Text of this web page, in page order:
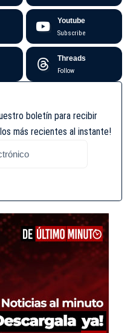
Youtube
Subscribe
Threads
Follow
boletín para recibir
más recientes al instante!